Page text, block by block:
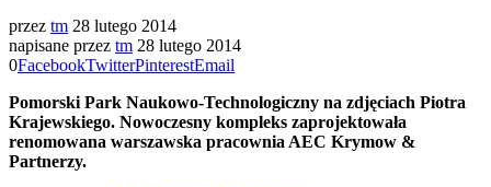
przez tm 28 lutego 2014
napisane przez tm 28 lutego 2014
0FacebookTwitterPinterestEmail
Pomorski Park Naukowo-Technologiczny na zdjęciach Piotra
Krajewskiego. Nowoczesny kompleks zaprojektowała
renomowana warszawska pracownia AEC Krymow &
Partnerzy.